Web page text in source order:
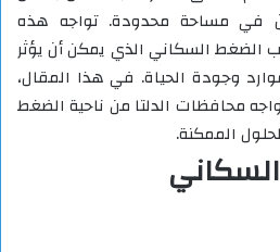
في مساحة محدودة. تواجه هذه
الضغط السكاني الذي يمكن أن يؤثر
وجودة الحياة. في هذا المقال،
محافظات الدلتا من ناحية الضغط
الممكنة.